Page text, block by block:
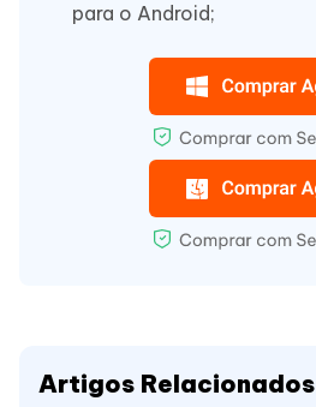
para o Android;
Artigos Relacionados